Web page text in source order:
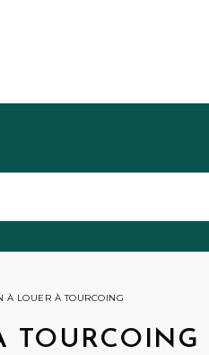
À LOUER À TOURCOING
TOURCOING